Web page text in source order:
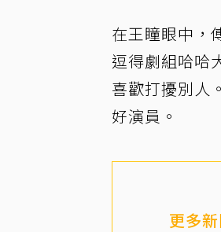
在王瞳眼中，
逗得劇組哈哈
喜歡打擾別人
好演員。
更多